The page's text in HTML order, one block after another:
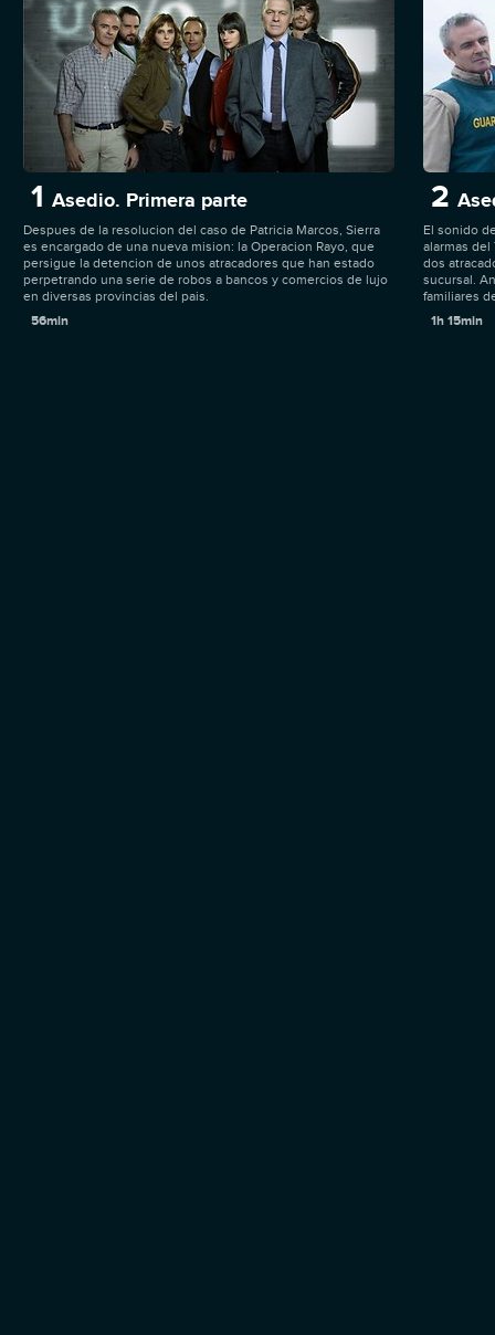
1 Asedio. Primera parte
Despues de la resolucion del caso de Patricia Marcos, Sierra
es encargado de una nueva mision: la Operacion Rayo, que
persigue la detencion de unos atracadores que han estado
perpetrando una serie de robos a bancos y comercios de lujo
en diversas provincias del pais.
56min
2
El sonido
alarmas
dos
sucursal.
familiares
1h 15min